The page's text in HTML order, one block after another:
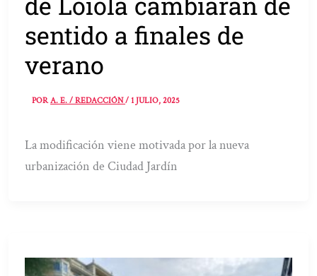
sentido a finales de
verano
PORA. E. / REDACCIÓN/1 JULIO, 2025
La modificación viene motivada por la nueva
urbanización de Ciudad Jardín